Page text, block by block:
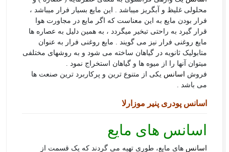
محلولی غلیظ و آبگریز می­باشد . این مایع بسیار فرار می­باشد ،
فرار بودن مایع به این معناست که اگر مایع در مجاورت هوا
قرار گیرد به راحتی تبخیر می­گردد ، به همین دلیل به عصاره­ ها
مایع روغنی فرار نیز می گویند . مایع روغنی فرار به عنوان
متابولیک ثانویه در گیاهان ساخته می­ شود و به روش­های مختلفی
می­توان آن­ها را از میوه­ ها و گیاهان استخراج نمود .
فروش اسانس یکی از متنوع ترین و پرکاربرد ترین صنعت ها
می باشد .
اسانس پودری پنیر موزارلا
اسانس های مایع
اسانس های مایع، طوری تهیه می گردند که یک قسمت از